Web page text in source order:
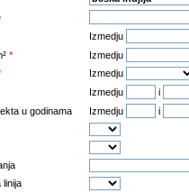
Izmedju
*
Izmedju
Izmedju
Izmedju
i
u godinama
Izmedju
i
linija